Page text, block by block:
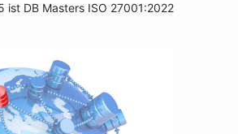
ist DB Masters ISO 27001:2022